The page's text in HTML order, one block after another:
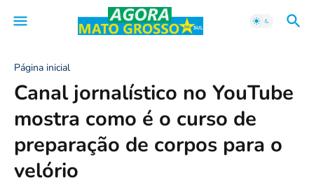
Página inicial
Canal jornalístico no YouTube
mostra como é o curso de
preparação de corpos para o
velório